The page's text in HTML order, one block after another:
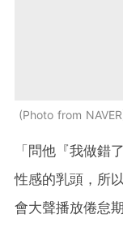
Photo from NAVER
「問他『我做錯
性感的乳頭，所
會大聲播放倦怠